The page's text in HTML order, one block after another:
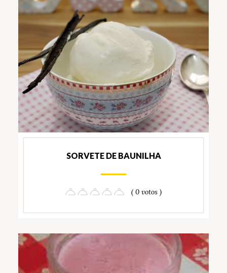
SORVETE DE BAUNILHA
( 0 votos )